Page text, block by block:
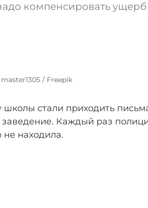
компенсировать ущерб
/ Freepik
школы стали приходить
заведение. Каждый раз
не находила.